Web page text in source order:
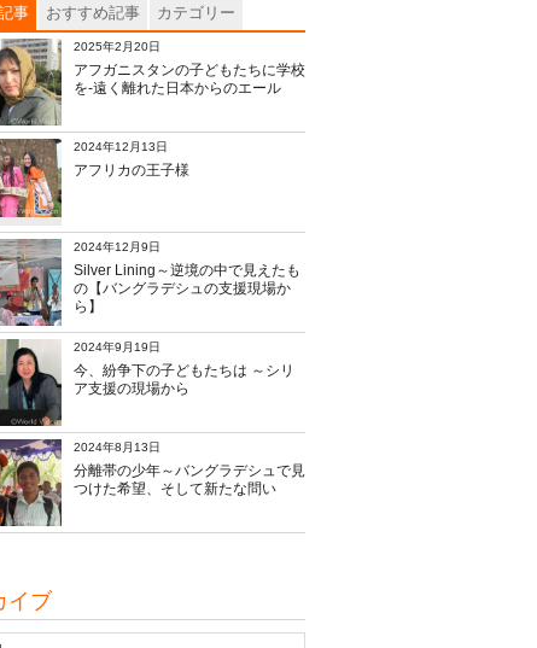
事 おすすめ記事 カテゴリー
2025年2月20日
アフガニスタンの子どもたちに学校
を‐遠く離れた日本からのエール
2024年12月13日
アフリカの王子様
2024年12月9日
Silver Lining～逆境の中で見えたも
の【バングラデシュの支援現場か
ら】
2024年9月19日
今、紛争下の子どもたちは ～シリ
ア支援の現場から
2024年8月13日
分離帯の少年～バングラデシュで見
つけた希望、そして新たな問い
イブ